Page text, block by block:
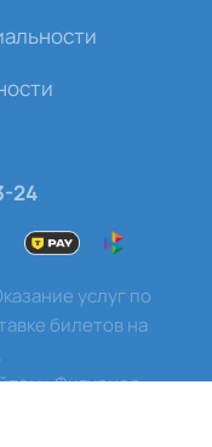
24
услуг по
билетов на
«Фигурное